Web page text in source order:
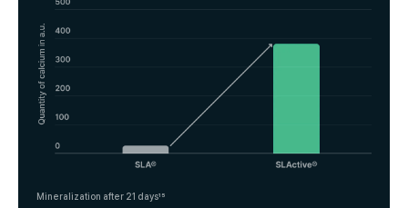
Mineralization after 21 days¹⁵